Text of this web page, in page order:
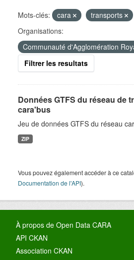
Mots-clés: cara transports
Organisations:
Communauté d'Agglomération
Filtrer les resultats
Données GTFS du réseau de
cara'bus
Jeu de données GTFS du réseau
ZIP
Vous pouvez également accéder à ce
Documentation de l'API).
À propos de Open Data CARA
API CKAN
Association CKAN